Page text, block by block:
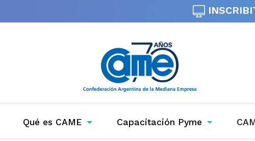
Qué es CAME Capacitación Pyme